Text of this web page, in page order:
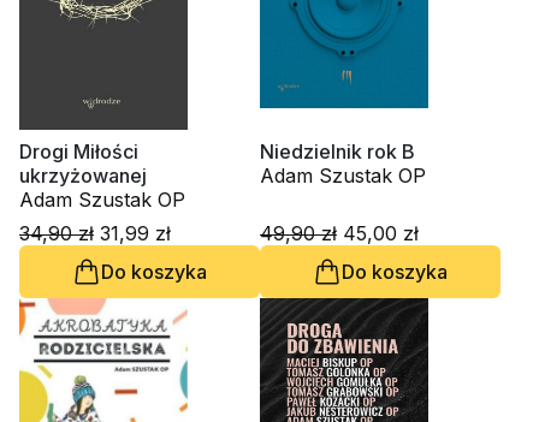
Drogi Miłości
ukrzyżowanej
Adam Szustak OP
34,90 zł 31,99 zł
Do koszyka
Niedzielnik rok B
Adam Szustak OP
49,90 zł 45,00 zł
Do koszyka